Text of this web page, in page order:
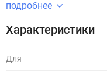
подробнее
Характеристики
Для